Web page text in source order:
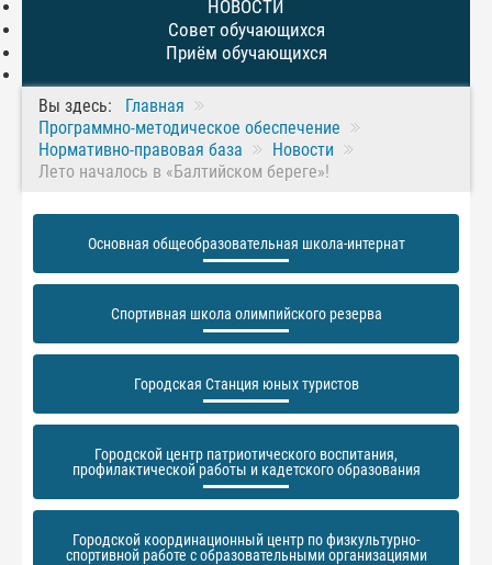
НОВОСТИ
Совет обучающихся
Приём обучающихся
Вы здесь:
Главная
Программно-методическое обеспечение
Нормативно-правовая база
Новости
Лето началось в «Балтийском береге»!
Основная общеобразовательная школа-интернат
Спортивная школа олимпийского резерва
Городская Станция юных туристов
Городской центр патриотического воспитания,
профилактической работы и кадетского образования
Городской координационный центр по физкультурно-
спортивной работе с образовательными организациями